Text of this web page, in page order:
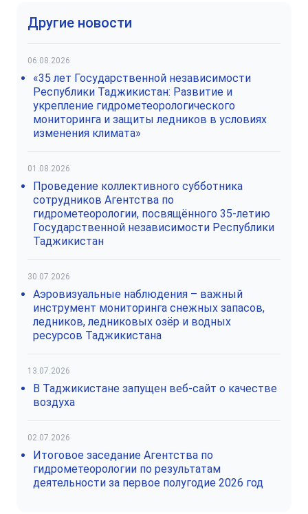
Другие новости
06.08.2026
«35 лет Государственной независимости
Республики Таджикистан: Развитие и
укрепление гидрометеорологического
мониторинга и защиты ледников в условиях
изменения климата»
01.08.2026
Проведение коллективного субботника
сотрудников Агентства по
гидрометеорологии, посвящённого 35-летию
Государственной независимости Республики
Таджикистан
30.07.2026
Аэровизуальные наблюдения – важный
инструмент мониторинга снежных запасов,
ледников, ледниковых озёр и водных
ресурсов Таджикистана
13.07.2026
В Таджикистане запущен веб-сайт о качестве
воздуха
02.07.2026
Итоговое заседание Агентства по
гидрометеорологии по результатам
деятельности за первое полугодие 2026 год